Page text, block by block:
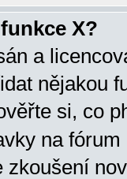
X?
a
nějakou
si, co
na
zkoušení